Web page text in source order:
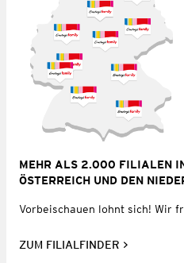
MEHR ALS 2.000 FILIALEN
ÖSTERREICH UND DEN
Vorbeischauen lohnt sich! Wir
ZUM FILIALFINDER